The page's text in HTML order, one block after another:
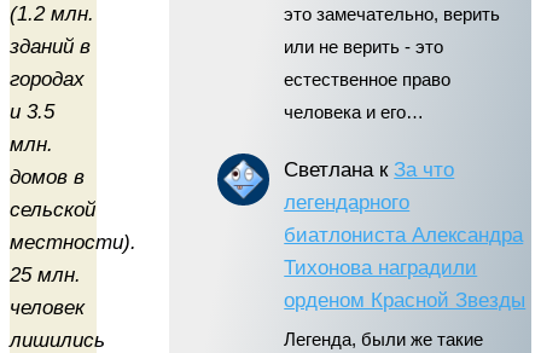
(1.2 млн.
зданий в
городах
и 3.5
млн.
домов в
сельской
местности).
25 млн.
человек
лишились
это замечательно, верить
или не верить - это
естественное право
человека и его…
СветланакЗа что
легендарного
биатлониста Александра
Тихонова наградили
орденом Красной Звезды
Легенда, были же такие